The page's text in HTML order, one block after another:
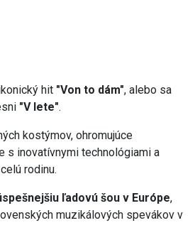
hit "Von to dám", alebo sa
"V lete".
kostýmov, ohromujúce
s inovatívnymi technológiami a
rodinu.
ľadovú šou v Európe,
muzikálových spevákov v